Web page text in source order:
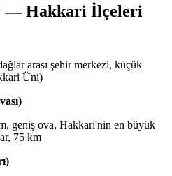
— Hakkari İlçeleri
arası şehir merkezi, küçük
Üni)
geniş ova, Hakkari'nin en büyük
75 km